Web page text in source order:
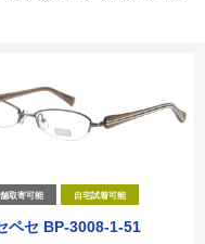
取寄可能 自宅試着可能
ペセ BP-3008-1-51